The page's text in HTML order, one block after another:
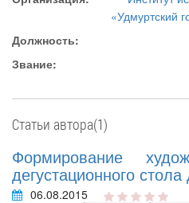
«Удмуртский
Должность:
Звание:
Статьи автора(1)
Формирование
дегустационного
06.08.2015